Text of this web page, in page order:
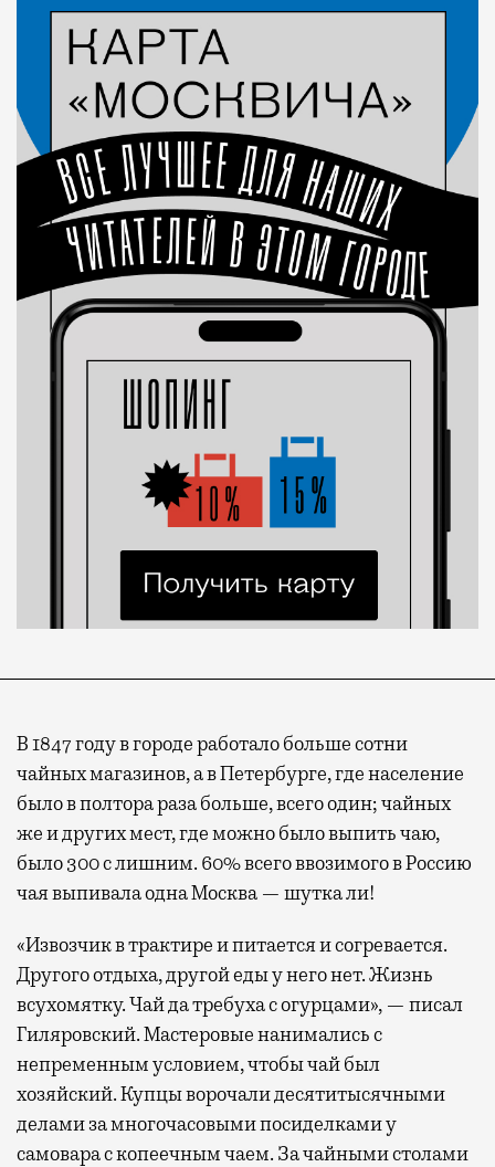
В 1847 году в городе работало больше сотни
чайных магазинов, а в Петербурге, где население
было в полтора раза больше, всего один; чайных
же и других мест, где можно было выпить чаю,
было 300 с лишним. 60% всего ввозимого в Россию
чая выпивала одна Москва — шутка ли!
«Извозчик в трактире и питается и согревается.
Другого отдыха, другой еды у него нет. Жизнь
всухомятку. Чай да требуха с огурцами», — писал
Гиляровский. Мастеровые нанимались с
непременным условием, чтобы чай был
хозяйский. Купцы ворочали десятитысячными
делами за многочасовыми посиделками у
самовара с копеечным чаем. За чайными столами